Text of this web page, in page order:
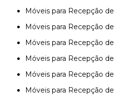
Móveis para Recepção
Móveis para Recepção
Móveis para Recepção
Móveis para Recepção
Móveis para Recepção
Móveis para Recepção